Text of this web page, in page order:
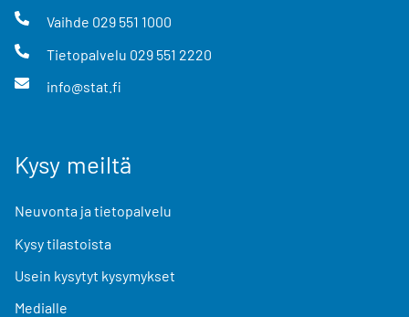
Vaihde 029 551 1000
Tietopalvelu 029 551 2220
info@stat.fi
Kysy meiltä
Neuvonta ja tietopalvelu
Kysy tilastoista
Usein kysytyt kysymykset
Medialle